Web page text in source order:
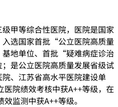
甲等综合性医院，医院是国家
入选国家首批“公立医院高质量
地单位、首批“疑难病症诊治
是公立医院高质量发展省级试
、江苏省高水平医院建设单
院绩效考核中获A++等级，在
监测中获A++等级。